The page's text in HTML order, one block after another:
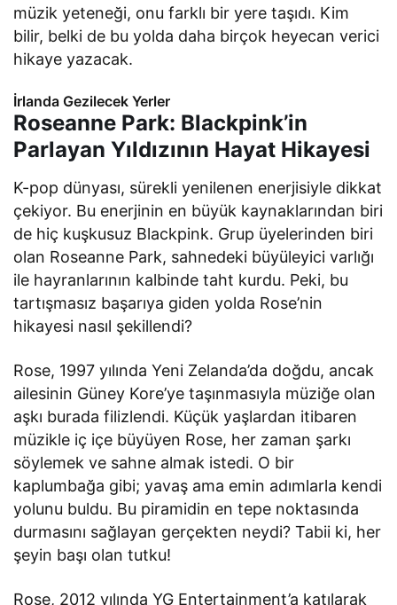
müzik yeteneği, onu farklı bir yere taşıdı. Kim
bilir, belki de bu yolda daha birçok heyecan verici
hikaye yazacak.
İrlanda Gezilecek Yerler
Roseanne Park: Blackpink’in
Parlayan Yıldızının Hayat Hikayesi
K-pop dünyası, sürekli yenilenen enerjisiyle dikkat
çekiyor. Bu enerjinin en büyük kaynaklarından biri
de hiç kuşkusuz Blackpink. Grup üyelerinden biri
olan Roseanne Park, sahnedeki büyüleyici varlığı
ile hayranlarının kalbinde taht kurdu. Peki, bu
tartışmasız başarıya giden yolda Rose’nin
hikayesi nasıl şekillendi?
Rose, 1997 yılında Yeni Zelanda’da doğdu, ancak
ailesinin Güney Kore’ye taşınmasıyla müziğe olan
aşkı burada filizlendi. Küçük yaşlardan itibaren
müzikle iç içe büyüyen Rose, her zaman şarkı
söylemek ve sahne almak istedi. O bir
kaplumbağa gibi; yavaş ama emin adımlarla kendi
yolunu buldu. Bu piramidin en tepe noktasında
durmasını sağlayan gerçekten neydi? Tabii ki, her
şeyin başı olan tutku!
Rose, 2012 yılında YG Entertainment’a katılarak